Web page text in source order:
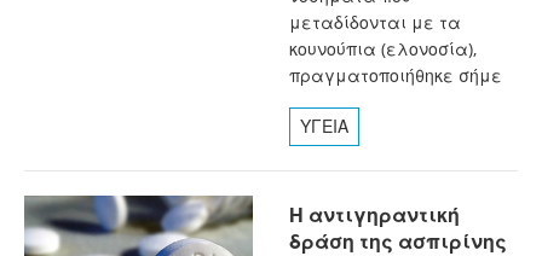
μεταδίδονται με τα
κουνούπια (ελονοσία),
πραγματοποιήθηκε σήμε
ΥΓΕΙΑ
Η αντιγηραντική
δράση της ασπιρίνης